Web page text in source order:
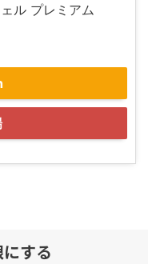
ル プレミアム
する